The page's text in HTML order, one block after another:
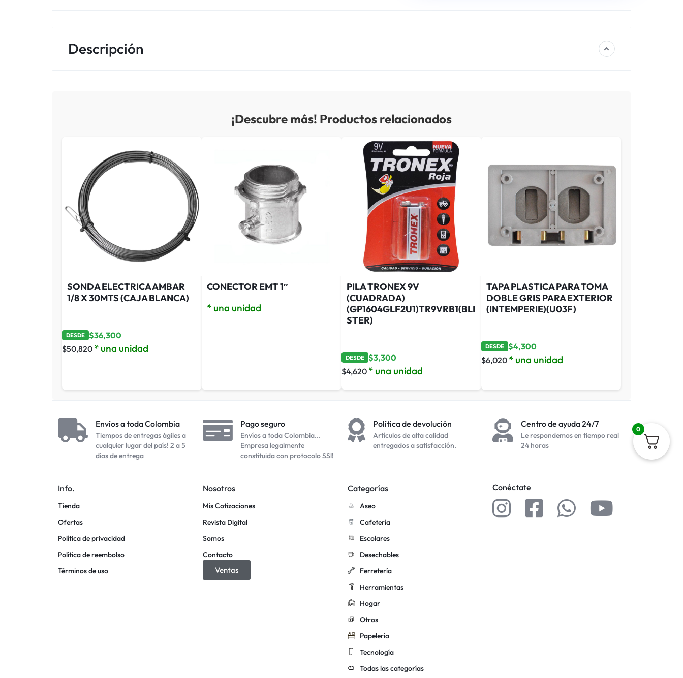
Descripción
¡Descubre más! Productos relacionados
SONDA ELECTRICA AMBAR
1/8 X 30MTS (CAJA BLANCA)
DESDE $36,300
$50,820 * una unidad
CONECTOR EMT 1″
* una unidad
PILA TRONEX 9V
(CUADRADA)
(GP1604GLF2U1)TR9VRB1(BLI
STER)
DESDE $3,300
$4,620 * una unidad
TAPA PLASTICA PARA TOMA
DOBLE GRIS PARA EXTERIOR
(INTEMPERIE)(U03F)
DESDE $4,300
$6,020 * una unidad
Envíos a toda Colombia
Tiempos de entregas ágiles a
cualquier lugar del país! 2 a 5
días de entrega
Pago seguro
Envíos a toda Colombia...
Empresa legalmente
constituida con protocolo SSl!
Política de devolución
Artículos de alta calidad
entregados a satisfacción.
Centro de ayuda 24/7
Le respondemos en tiempo real
24 horas
Info.
Tienda
Ofertas
Política de privacidad
Política de reembolso
Términos de uso
Nosotros
Mis Cotizaciones
Revista Digital
Somos
Contacto
Ventas
Categorías
Aseo
Cafetería
Escolares
Desechables
Ferretería
Herramientas
Hogar
Otros
Papelería
Tecnología
Todas las categorías
Conéctate
0